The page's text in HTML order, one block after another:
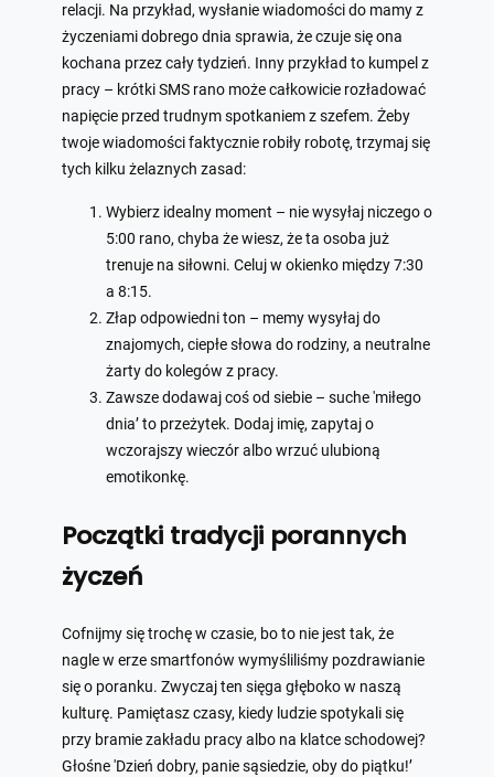
relacji. Na przykład, wysłanie wiadomości do mamy z
życzeniami dobrego dnia sprawia, że czuje się ona
kochana przez cały tydzień. Inny przykład to kumpel z
pracy – krótki SMS rano może całkowicie rozładować
napięcie przed trudnym spotkaniem z szefem. Żeby
twoje wiadomości faktycznie robiły robotę, trzymaj się
tych kilku żelaznych zasad:
Wybierz idealny moment – nie wysyłaj niczego o
5:00 rano, chyba że wiesz, że ta osoba już
trenuje na siłowni. Celuj w okienko między 7:30
a 8:15.
Złap odpowiedni ton – memy wysyłaj do
znajomych, ciepłe słowa do rodziny, a neutralne
żarty do kolegów z pracy.
Zawsze dodawaj coś od siebie – suche 'miłego
dnia’ to przeżytek. Dodaj imię, zapytaj o
wczorajszy wieczór albo wrzuć ulubioną
emotikonkę.
Początki tradycji porannych
życzeń
Cofnijmy się trochę w czasie, bo to nie jest tak, że
nagle w erze smartfonów wymyśliliśmy pozdrawianie
się o poranku. Zwyczaj ten sięga głęboko w naszą
kulturę. Pamiętasz czasy, kiedy ludzie spotykali się
przy bramie zakładu pracy albo na klatce schodowej?
Głośne 'Dzień dobry, panie sąsiedzie, oby do piątku!’